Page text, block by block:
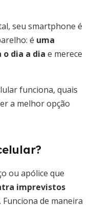
seu smartphone é
é uma
dia a dia e merece
funciona, quais
a melhor opção
ou apólice que
imprevistos
de maneira